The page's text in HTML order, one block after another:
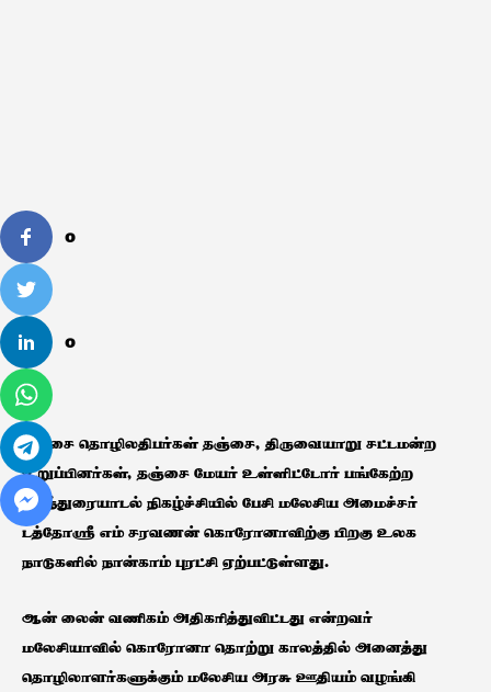
0
0
தஞ்சை தொழிலதிபர்கள் தஞ்சை, திருவையாறு சட்டமன்ற
உறுப்பினர்கள், தஞ்சை மேயர் உள்ளிட்டோர் பங்கேற்ற
கலந்துரையாடல் நிகழ்ச்சியில் பேசி மலேசிய அமைச்சர்
டத்தோஸ்ரீ எம் சரவணன் கொரோனாவிற்கு பிறகு உலக
நாடுகளில் நான்காம் புரட்சி ஏற்பட்டுள்ளது.
ஆன் லைன் வணிகம் அதிகரித்துவிட்டது என்றவர்
மலேசியாவில் கொரோனா தொற்று காலத்தில் அனைத்து
தொழிலாளர்களுக்கும் மலேசிய அரசு ஊதியம் வழங்கி